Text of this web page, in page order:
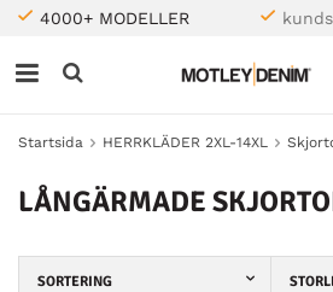
4000+ MODELLER
Startsida HERRKLÄDER 2XL-14XL
LÅNGÄRMADE
SORTERING